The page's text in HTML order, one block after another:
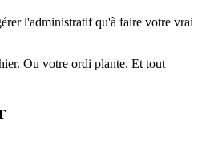
l'administratif qu'à faire votre vrai
Ou votre ordi plante. Et tout